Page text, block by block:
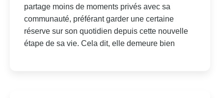
partage moins de moments privés avec sa
communauté, préférant garder une certaine
réserve sur son quotidien depuis cette nouvelle
étape de sa vie. Cela dit, elle demeure bien